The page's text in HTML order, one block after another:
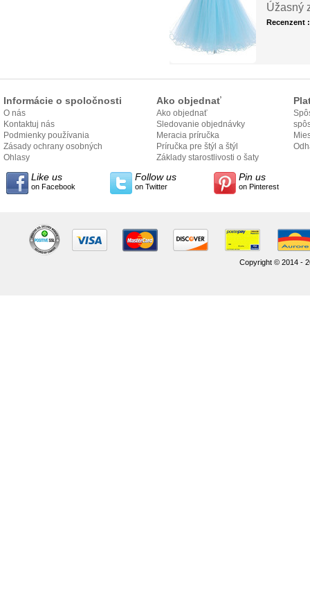
Úžasný
Recenzent
Informácie o spoločnosti
O nás
Kontaktuj nás
Podmienky používania
Zásady ochrany osobných
údajov
Ohlasy
Ako objednať
Ako objednať
Sledovanie objednávky
Meracia príručka
Príručka pre štýl a štýl
Základy starostlivosti o šaty
Like us
on Facebook
Follow us
on Twitter
Pin us
on Pinterest
Copyright © 2014 -